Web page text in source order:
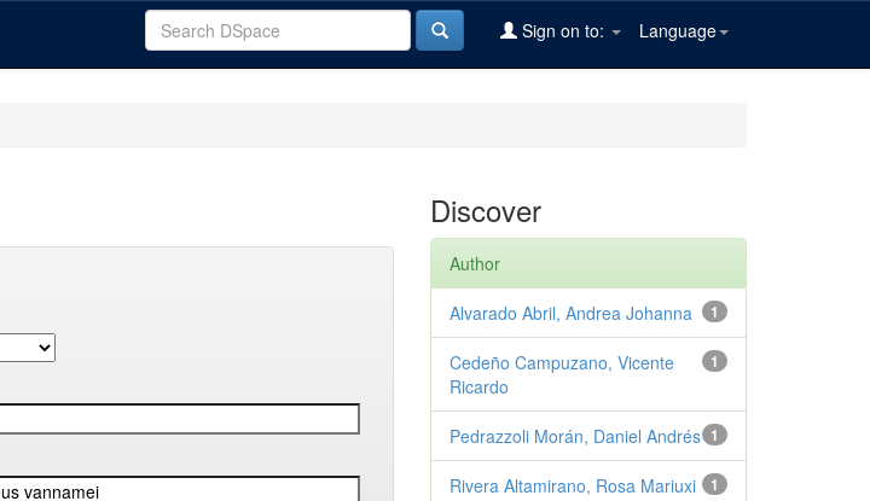
Language
Sign on to:
Discover
Author
1
Alvarado Abril, Andrea Johanna
1
Cedeño Campuzano, Vicente
Ricardo
1
Pedrazzoli Morán, Daniel Andrés
1
Rivera Altamirano, Rosa Mariuxi